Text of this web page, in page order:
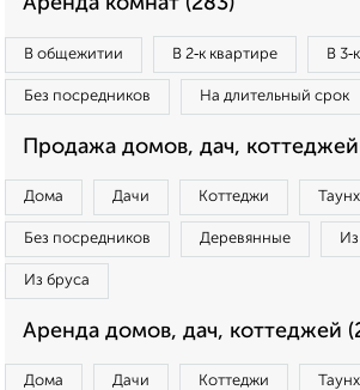
В общежитии В 2‑к квартире В
Без посредников На длительный срок
Продажа домов, дач,
Дома Дачи Коттеджи
Без посредников Деревянные
Из бруса
Аренда домов, дач, коттеджей
Дома Дачи Коттеджи